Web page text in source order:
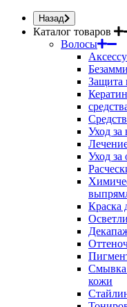
Назад
Каталог товаров
Волосы
Защита
Уход за
Уход за
Краска
Смывка
кожи